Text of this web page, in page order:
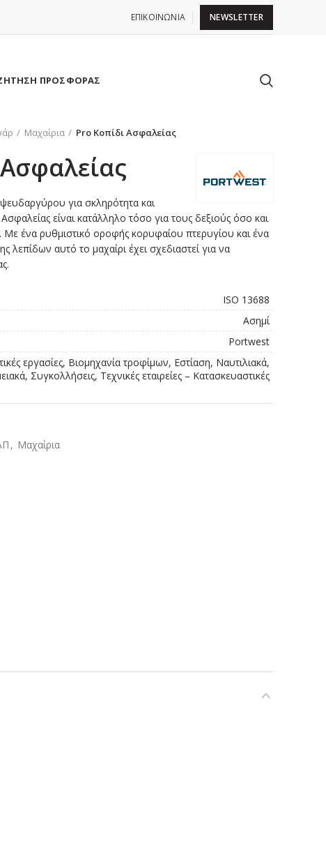
ΕΠΙΚΟΙΝΩΝΙΑ NEWSLETTER
ΠΡΟΣΦΟΡΑΣ
Μαχαίρια Pro Κοπίδι Ασφαλείας
για σκληρότητα και
είναι κατάλληλο τόσο για τους δεξιούς όσο και
Με ένα ρυθμιστικό οροφής κορυφαίου πτερυγίου και ένα
λεπίδων αυτό το μαχαίρι έχει σχεδιαστεί για να
ISO 13688
Ασημί
Portwest
εργασίες, Βιομηχανία τροφίμων, Εστίαση, Ναυτιλιακά,
Συγκολλήσεις, Τεχνικές εταιρείες – Κατασκευαστικές
, Μαχαίρια